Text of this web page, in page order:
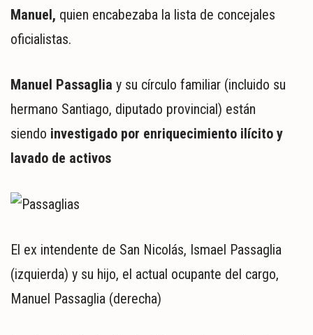
Manuel, quien encabezaba la lista de concejales
oficialistas.
Manuel Passaglia y su círculo familiar (incluido su
hermano Santiago, diputado provincial) están
siendo investigado por enriquecimiento ilícito y
lavado de activos
El ex intendente de San Nicolás, Ismael Passaglia
(izquierda) y su hijo, el actual ocupante del cargo,
Manuel Passaglia (derecha)